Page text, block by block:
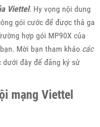
Viettel. Hy vọng nội dung
gói cước để được thả ga
hợp gói MP90X của
Mời bạn tham khảo các
đây để đăng ký sử
mạng Viettel